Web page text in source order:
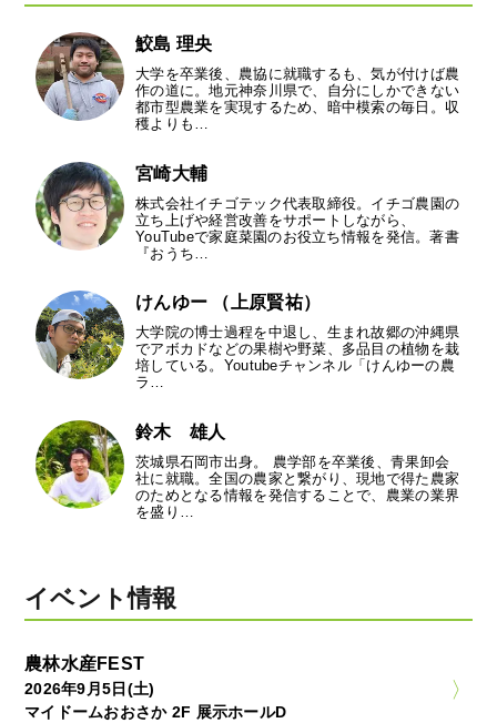
鮫島 理央
大学を卒業後、農協に就職するも、気が付けば農
作の道に。地元神奈川県で、自分にしかできない
都市型農業を実現するため、暗中模索の毎日。収
穫よりも…
宮崎大輔
株式会社イチゴテック代表取締役。イチゴ農園の
立ち上げや経営改善をサポートしながら、
YouTubeで家庭菜園のお役立ち情報を発信。著書
『おうち…
けんゆー （上原賢祐）
大学院の博士過程を中退し、生まれ故郷の沖縄県
でアボカドなどの果樹や野菜、多品目の植物を栽
培している。Youtubeチャンネル「けんゆーの農
ラ…
鈴木 雄人
茨城県石岡市出身。 農学部を卒業後、青果卸会
社に就職。全国の農家と繋がり、現地で得た農家
のためとなる情報を発信することで、農業の業界
を盛り…
イベント情報
農林水産FEST
2026年9月5日(土)
マイドームおおさか 2F 展示ホールD